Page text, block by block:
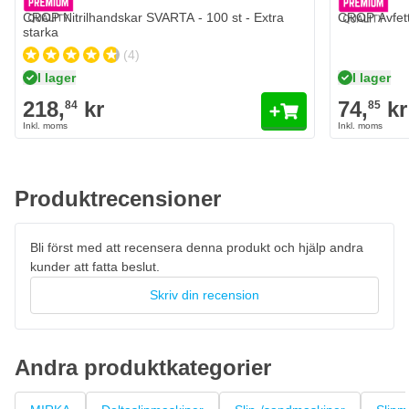
CROP Nitrilhandskar SVARTA - 100 st - Extra
starka
(4)
I lager
218,84 kr
CROP
I lager
74,85 kr
Produktrecensioner
Bli först med att recensera denna produkt och hjälp andra
kunder att fatta beslut.
Skriv din recension
Andra produktkategorier